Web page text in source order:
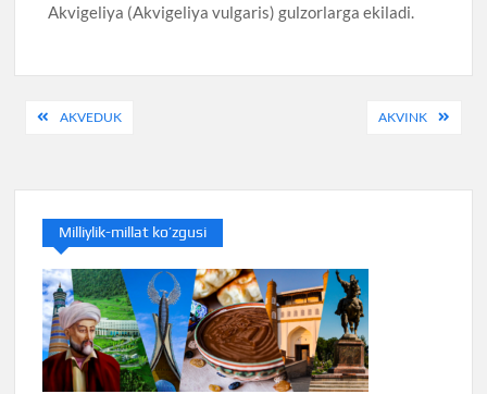
Akvigeliya (Akvigeliya vulgaris) gulzorlarga ekiladi.
PostAKVEDUK AKVINK
Milliylik-millat ko’zgusi